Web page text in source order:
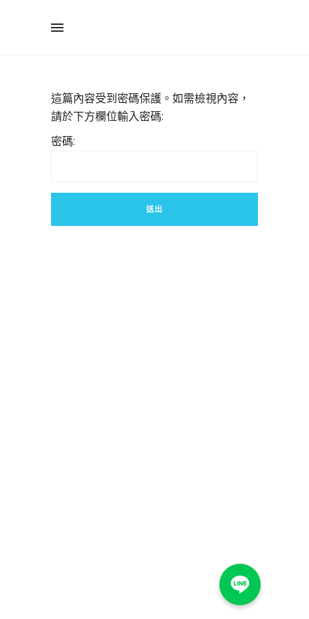
這篇內容受到密碼保護。如需檢視內容，
請於下方欄位輸入密碼:
密碼: